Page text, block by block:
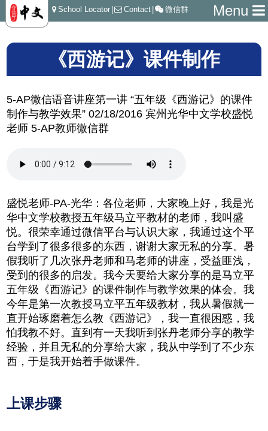
Menu
School Locator Contact 微信群
《西游记》课件制作
5-AP微信语音讲座第一讲 “五年级《西游记》的课件
制作与教学效果” 02/18/2016 宾州光华中文学校盛悦
老师 5-AP教师微信群
盛悦老师-PA-光华：各位老师，大家晚上好，我是光
华中文学校教授五年级马立平教材的老师，我叫盛
悦。很荣幸通过微信平台与认识大家，我通过这个平
台学到了很多很多的东西，谢谢大家无私的分享。暑
假我听了几次张丹老师和马老师的讲座，受益匪浅，
受到的很多的启发。我今天要给大家分享的是马立平
五年级《西游记》的课件制作与教学效果的体会。我
今年是第一次教授马立平五年级教材，我从暑假就一
直开始琢磨着怎么教《西游记》，我一直很困惑，我
怕我教不好。直到有一天我听到张丹老师分享的教学
经验，并且无私的分享给大家，我从中学到了不少东
西，于是我开始着手做课件。
上课步骤